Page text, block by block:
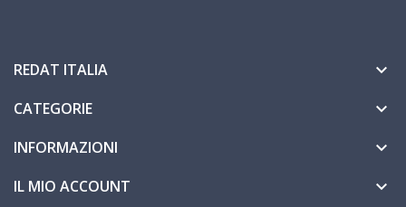
REDAT ITALIA 
CATEGORIE 
INFORMAZIONI 
IL MIO ACCOUNT 